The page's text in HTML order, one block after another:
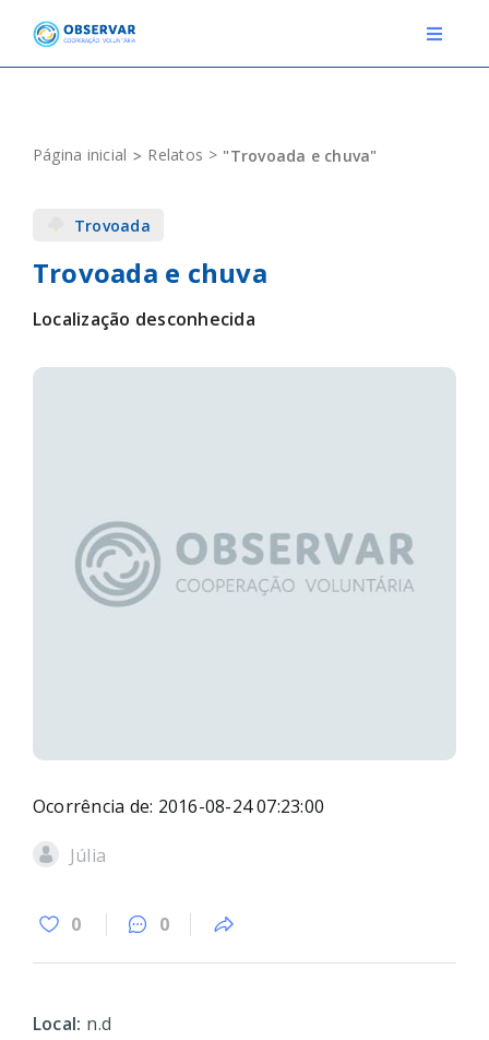
content
Toggle
EVENTOS
DEFINIÇÕES
F.A.Q.
Página inicial Relatos "Trovoada e chuva"
Trovoada
Trovoada e chuva
Localização desconhecida
Ocorrência de: 2016-08-24 07:23:00
Júlia
0 0
Local: n.d